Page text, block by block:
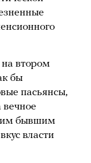
втором
бы
пасьянсы,
бывшим
власти